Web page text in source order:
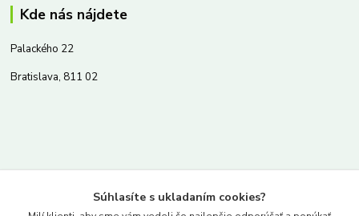
Kde nás nájdete
Palackého 22
Bratislava, 811 02
Súhlasíte s ukladaním cookies?